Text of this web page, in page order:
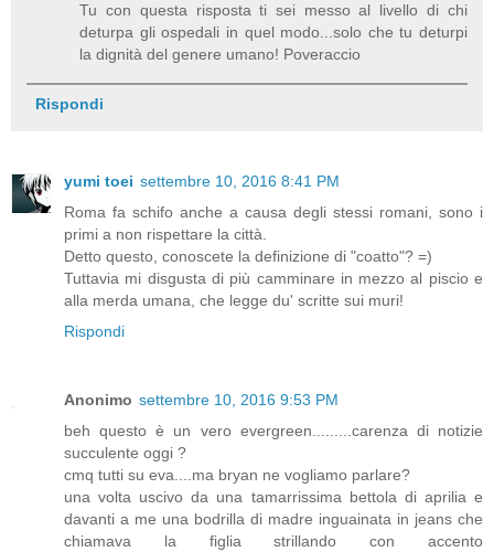
Tu con questa risposta ti sei messo al livello di chi
deturpa gli ospedali in quel modo...solo che tu deturpi
la dignità del genere umano! Poveraccio
Rispondi
yumi toei settembre 10, 2016 8:41 PM
Roma fa schifo anche a causa degli stessi romani, sono i
primi a non rispettare la città.
Detto questo, conoscete la definizione di "coatto"? =)
Tuttavia mi disgusta di più camminare in mezzo al piscio e
alla merda umana, che legge du' scritte sui muri!
Rispondi
Anonimo settembre 10, 2016 9:53 PM
beh questo è un vero evergreen.........carenza di notizie
succulente oggi ?
cmq tutti su eva....ma bryan ne vogliamo parlare?
una volta uscivo da una tamarrissima bettola di aprilia e
davanti a me una bodrilla di madre inguainata in jeans che
chiamava la figlia strillando con accento